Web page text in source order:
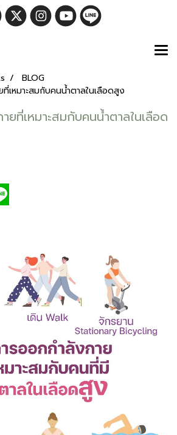
BLOG
เหมาะสมกับคนน้ำตาลในเลือดสูง
ยที่เหมาะสมกับคนน้ำตาลในเลือด